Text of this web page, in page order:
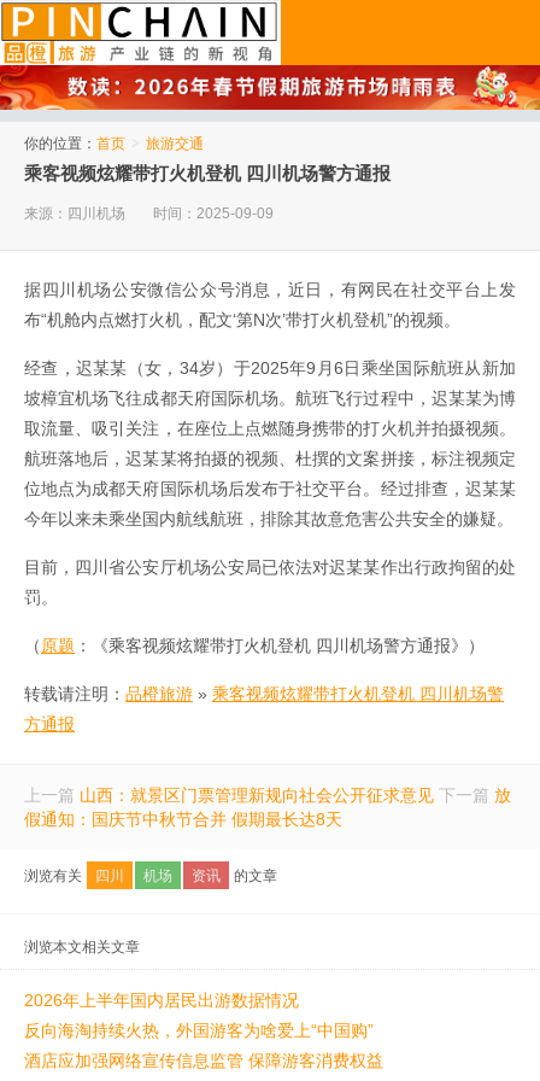
你的位置： 首页 > 旅游交通
乘客视频炫耀带打火机登机 四川机场警方通报
来源：四川机场 时间：2025-09-09
据四川机场公安微信公众号消息，近日，有网民在社交平台上发
布“机舱内点燃打火机，配文‘第N次’带打火机登机”的视频。
经查，迟某某（女，34岁）于2025年9月6日乘坐国际航班从新加
坡樟宜机场飞往成都天府国际机场。航班飞行过程中，迟某某为博
取流量、吸引关注，在座位上点燃随身携带的打火机并拍摄视频。
航班落地后，迟某某将拍摄的视频、杜撰的文案拼接，标注视频定
位地点为成都天府国际机场后发布于社交平台。经过排查，迟某某
今年以来未乘坐国内航线航班，排除其故意危害公共安全的嫌疑。
目前，四川省公安厅机场公安局已依法对迟某某作出行政拘留的处
罚。
（原题 ：《乘客视频炫耀带打火机登机 四川机场警方通报》）
转载请注明： 品橙旅游 » 乘客视频炫耀带打火机登机 四川机场警
方通报
上一篇 山西：就景区门票管理新规向社会公开征求意见 下一篇 放
假通知：国庆节中秋节合并 假期最长达8天
浏览有关 四川 机场 资讯 的文章
浏览本文相关文章
2026年上半年国内居民出游数据情况
反向海淘持续火热，外国游客为啥爱上“中国购”
酒店应加强网络宣传信息监管 保障游客消费权益